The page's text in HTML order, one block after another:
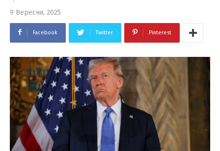
9 Вересня, 2025
Facebook Twitter Pinterest